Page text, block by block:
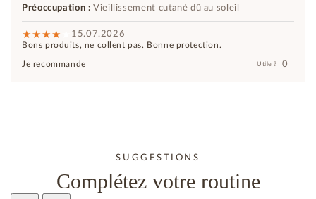
Préoccupation : Vieillissement cutané dû au soleil
15.07.2026
Bons produits, ne collent pas. Bonne protection.
Je recommande Utile ? 0
SUGGESTIONS
Complétez votre routine